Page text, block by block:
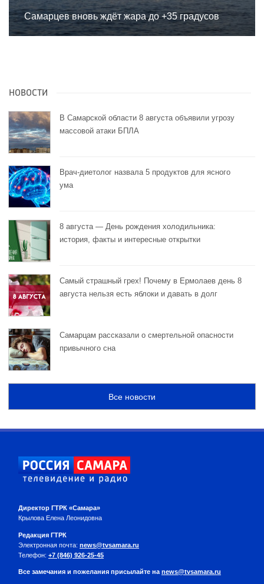
Самарцев вновь ждёт жара до +35 градусов
НОВОСТИ
В Самарской области 8 августа объявили угрозу
массовой атаки БПЛА
Врач-диетолог назвала 5 продуктов для ясного
ума
8 августа — День рождения холодильника:
история, факты и интересные открытки
Самый страшный грех! Почему в Ермолаев день 8
августа нельзя есть яблоки и давать в долг
Самарцам рассказали о смертельной опасности
привычного сна
Все новости
Директор ГТРК «Самара»
Крылова Елена Леонидовна
Редакция ГТРК
Электронная почта: news@tvsamara.ru
Телефон: +7 (846) 926-25-45
Все замечания и пожелания присылайте на news@tvsamara.ru